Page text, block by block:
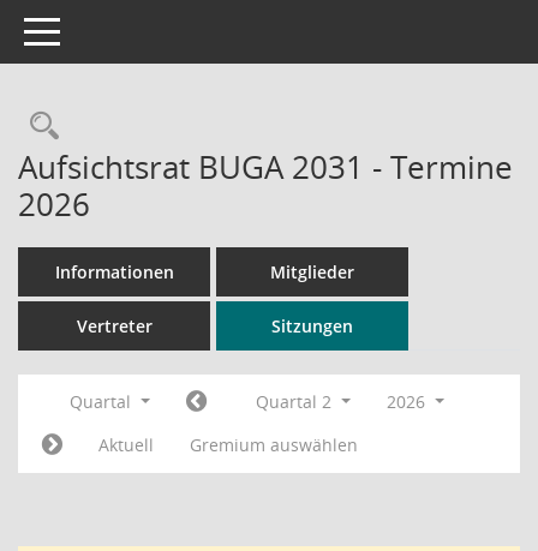
Toggle navigation
Rechercheauswahl
Aufsichtsrat BUGA 2031 - Termine
2026
Informationen Mitglieder
Vertreter Sitzungen
Quartal Quartal 2
2026
Aktuell
Gremium auswählen